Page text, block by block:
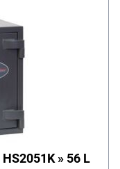
» 56 L